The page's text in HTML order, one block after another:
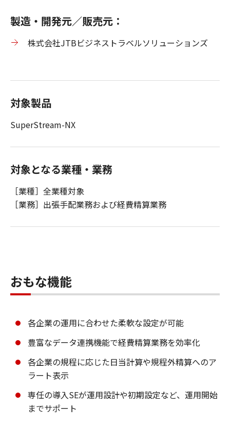
製造・開発元／販売元：
株式会社JTBビジネストラベルソリューションズ
対象製品
SuperStream-NX
対象となる業種・業務
［業種］全業種対象
［業務］出張手配業務および経費精算業務
おもな機能
各企業の運用に合わせた柔軟な設定が可能
豊富なデータ連携機能で経費精算業務を効率化
各企業の規程に応じた日当計算や規程外精算へのア
ラート表示
専任の導入SEが運用設計や初期設定など、運用開始
までサポート